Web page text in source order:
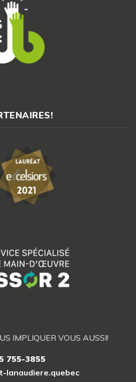
IMPLIQUER VOUS AUSSI!
755-3855
lanaudiere.quebec